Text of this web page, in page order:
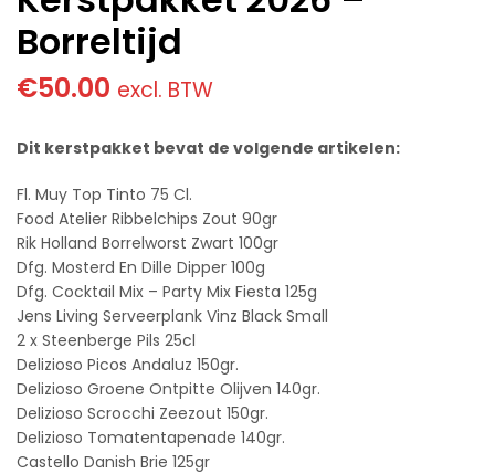
Borreltijd
€50.00 excl. BTW
Dit kerstpakket bevat de volgende artikelen:
Fl. Muy Top Tinto 75 Cl.
Food Atelier Ribbelchips Zout 90gr
Rik Holland Borrelworst Zwart 100gr
Dfg. Mosterd En Dille Dipper 100g
Dfg. Cocktail Mix – Party Mix Fiesta 125g
Jens Living Serveerplank Vinz Black Small
2 x Steenberge Pils 25cl
Delizioso Picos Andaluz 150gr.
Delizioso Groene Ontpitte Olijven 140gr.
Delizioso Scrocchi Zeezout 150gr.
Delizioso Tomatentapenade 140gr.
Castello Danish Brie 125gr